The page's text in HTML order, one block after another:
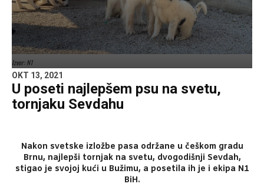
Izvor: N1
OKT 13, 2021
U poseti najlepšem psu na svetu,
tornjaku Sevdahu
Nakon svetske izložbe pasa održane u češkom gradu
Brnu, najlepši tornjak na svetu, dvogodišnji Sevdah,
stigao je svojoj kući u Bužimu, a posetila ih je i ekipa N1
BiH.